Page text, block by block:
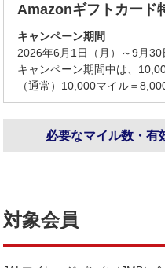
Amazonギフトカード
キャンペーン期間
2026年6月1日（月）～9月30
キャンペーン期間中は、
（通常）10,000マイル＝
必要なマイル数・有
対象会員